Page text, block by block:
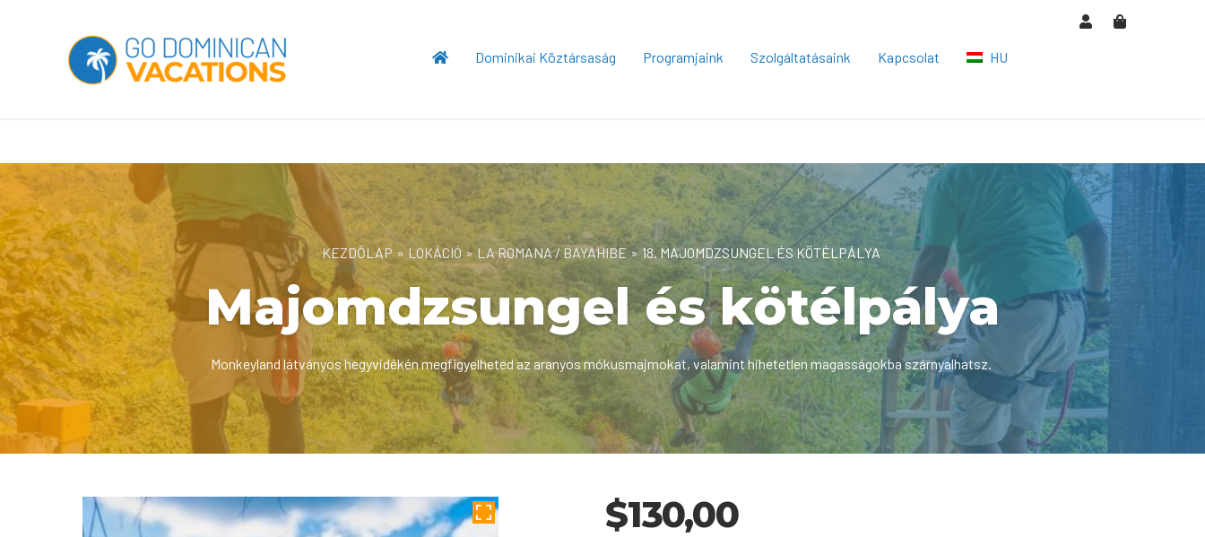
Dominikai Köztársaság Programjaink Szolgáltatásaink Kapcsolat HU
DE
ES
KEZDŐLAP » LOKÁCIÓ » LA ROMANA / BAYAHIBE » 18. MAJOMDZSUNGEL ÉS KÖTÉLPÁLYA
Majomdzsungel és kötélpálya
Monkeyland látványos hegyvidékén megfigyelheted az aranyos mókusmajmokat, valamint hihetetlen magasságokba szárnyalhatsz.
$130,00